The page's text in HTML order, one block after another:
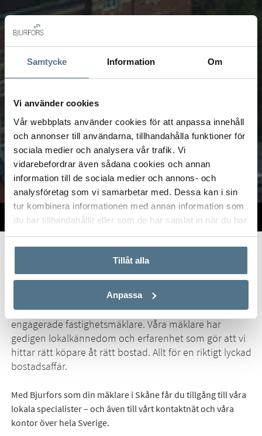
Samtycke Information Om
Vi använder cookies
Vår webbplats använder cookies för att anpassa innehåll
och annonser till användarna, tillhandahålla funktioner för
sociala medier och analysera vår trafik. Vi
vidarebefordrar även sådana cookies och annan
information till de sociala medier och annons- och
analysföretag som vi samarbetar med. Dessa kan i sin
tur kombinera informationen med annan information som
du har tillhandahållit eller som de har samlat in när du har
använt deras tjänster.
Tillåt alla
Anpassa
VÅRA KONTOR VÄRDERA
Ska du köpa eller sälja bostad? Bjurfors är störst bland
mäklare i Skåne – och har branschens mest
engagerade fastighetsmäklare. Våra mäklare har
gedigen lokalkännedom och erfarenhet som gör att vi
hittar rätt köpare åt rätt bostad. Allt för en riktigt lyckad
bostadsaffär.
Med Bjurfors som din mäklare i Skåne får du tillgång till våra
lokala specialister – och även till vårt kontaktnät och våra
kontor över hela Sverige.